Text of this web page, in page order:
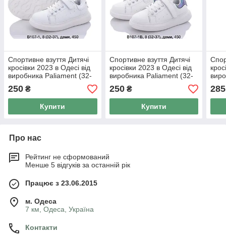
Спортивне взуття Дитячі
кросівки 2023 в Одесі від
виробника Paliament (32-
37)
250 ₴
Купити
Спортивне взуття Дитячі
кросівки 2023 в Одесі від
виробника Paliament (32-
37)
250₴
Купити
285
Про нас
Рейтинг не сформований
Менше 5 відгуків за останній рік
Працює з 23.06.2015
м. Одеса
7 км, Одеса, Україна
Контакти